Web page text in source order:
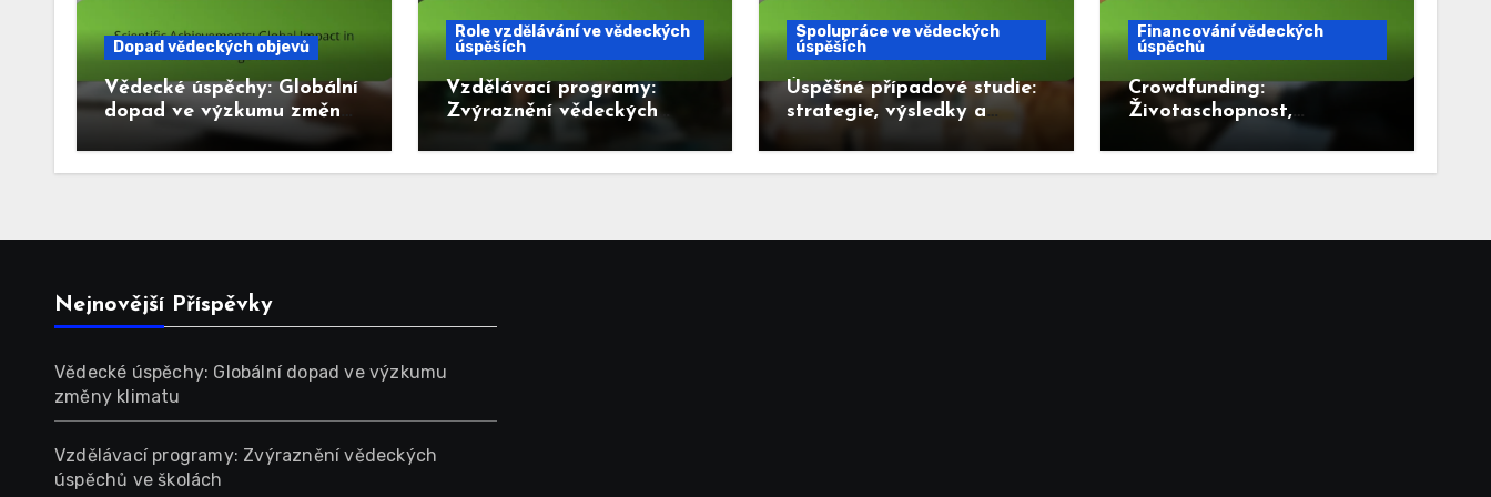
Dopad vědeckých objevů
Vědecké úspěchy: Globální
dopad ve výzkumu změny
Role vzdělávání ve vědeckých
úspěších
Vzdělávací programy:
Zvýraznění vědeckých
Spolupráce ve vědeckých
úspěších
Úspěšné případové studie:
strategie, výsledky a
Financování vědeckých
úspěchů
Crowdfunding:
Životaschopnost,
úspěchu
Nejnovější Příspěvky
Vědecké úspěchy: Globální dopad ve výzkumu
změny klimatu
Vzdělávací programy: Zvýraznění vědeckých
úspěchů ve školách